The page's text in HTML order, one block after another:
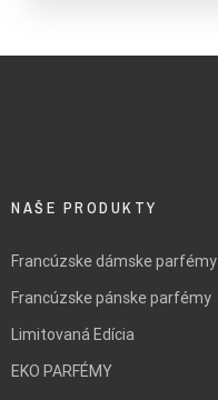
NAŠE PRODUKTY
Francúzske dámske parfémy
Francúzske pánske parfémy
Limitovaná Edícia
EKO PARFÉMY